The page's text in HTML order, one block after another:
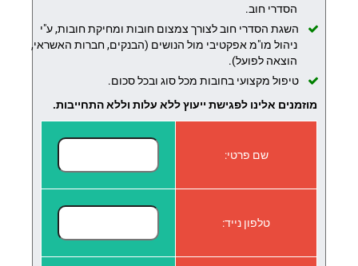
הסדרי חוב.
השגת הסדרי חוב לצורך צמצום חובות ומחיקת חובות, ע"י
ניהול מו"מ אפקטיבי מול הנושים (הבנקים, חברות האשראי,
הוצאה לפועל).
טיפול מקצועי בחובות מכל סוג ובכל סכום.
מוזמנים אלינו לפגישת ייעוץ ללא עלות וללא התחייבות.
שם פרטי:
טלפון נייד: